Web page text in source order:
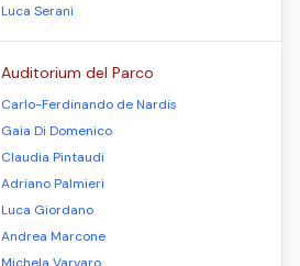
Luca Serani
Auditorium del Parco
Carlo-Ferdinando de Nardis
Gaia Di Domenico
Claudia Pintaudi
Adriano Palmieri
Luca Giordano
Andrea Marcone